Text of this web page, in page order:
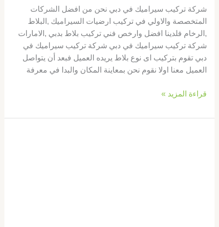
شركة تركيب سيراميك في دبي نحن من افضل الشركات
المتخصصة والاولي في تركيب ارضيات السيراميك ,البلاط
,الرخام فلدينا افضل وارخص فني تركيب بلاط بدبي ,الامارات
شركة تركيب سيراميك في دبي شركة تركيب سيراميك في
دبي تقوم بتركيب اى نوع بلاط يريده العميل فبعد أن يتواصل
العميل معنا اولا نقوم نحن بمعاينة المكان والبدا في معرفة
قراءة المزيد »